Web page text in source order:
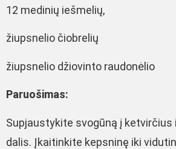
12 medinių iešmelių,
žiupsnelio čiobrelių
žiupsnelio džiovinto raudonėlio
Paruošimas:
Supjaustykite svogūną į ketvirčius
dalis. Įkaitinkite kepsninę iki